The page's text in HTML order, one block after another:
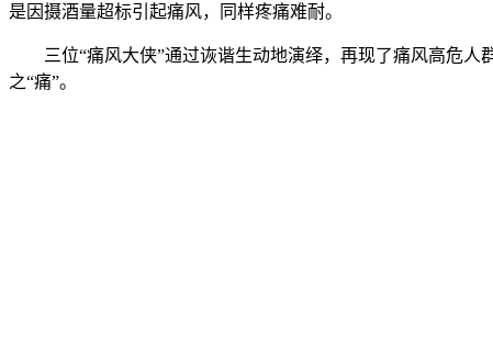
是因摄酒量超标引起痛风，同样疼痛难耐。
三位“痛风大侠”通过诙谐生动地演绎，再现了痛风高危
之“痛”。